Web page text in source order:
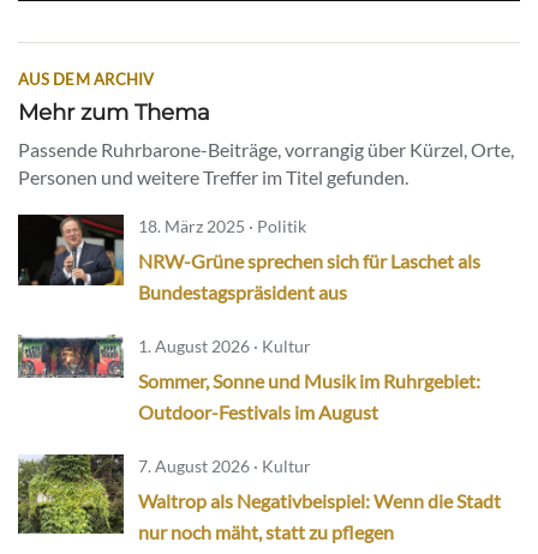
AUS DEM ARCHIV
Mehr zum Thema
Passende Ruhrbarone-Beiträge, vorrangig über Kürzel, Orte,
Personen und weitere Treffer im Titel gefunden.
18. März 2025 · Politik
NRW-Grüne sprechen sich für Laschet als
Bundestagspräsident aus
1. August 2026 · Kultur
Sommer, Sonne und Musik im Ruhrgebiet:
Outdoor-Festivals im August
7. August 2026 · Kultur
Waltrop als Negativbeispiel: Wenn die Stadt
nur noch mäht, statt zu pflegen